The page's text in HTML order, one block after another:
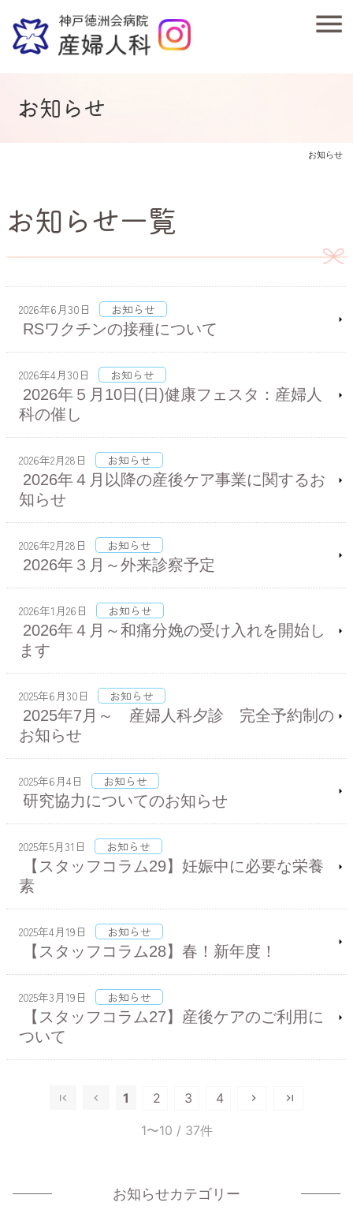
お知らせ
お知らせ
お知らせ一覧
RSワクチンの接種について
2026年6月30日 お知らせ
2026年５月10日(日)健康フェスタ：産婦人
科の催し
2026年4月30日 お知らせ
2026年４月以降の産後ケア事業に関するお
知らせ
2026年2月28日 お知らせ
2026年３月～外来診察予定
2026年2月28日 お知らせ
2026年４月～和痛分娩の受け入れを開始し
ます
2026年1月26日 お知らせ
2025年7月～ 産婦人科夕診 完全予約制の
お知らせ
2025年6月30日 お知らせ
研究協力についてのお知らせ
2025年6月4日 お知らせ
【スタッフコラム29】妊娠中に必要な栄養
素
2025年5月31日 お知らせ
【スタッフコラム28】春！新年度！
2025年4月19日 お知らせ
【スタッフコラム27】産後ケアのご利用に
ついて
2025年3月19日 お知らせ
1 2 3 4
1〜10 / 37件
お知らせカテゴリー